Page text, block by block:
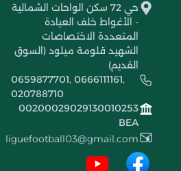
حي 72 سكن الواحات الشمالية
- الأغواط خلف العيادة
المتعددة الاختصاصات
الشهيد قلومة ميلود (السوق
القديم)
0659877701, 0666111161,
020788710
00200029029130010253
BEA
liguefootball03@gmail.com